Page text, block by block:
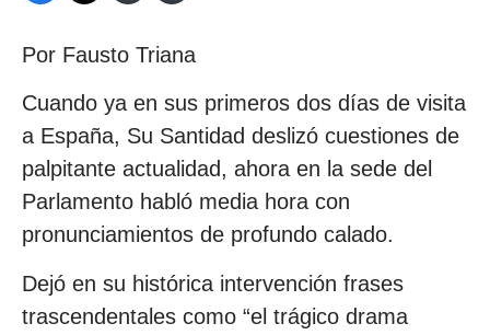
Por Fausto Triana
Cuando ya en sus primeros dos días de visita
a España, Su Santidad deslizó cuestiones de
palpitante actualidad, ahora en la sede del
Parlamento habló media hora con
pronunciamientos de profundo calado.
Dejó en su histórica intervención frases
trascendentales como “el trágico drama